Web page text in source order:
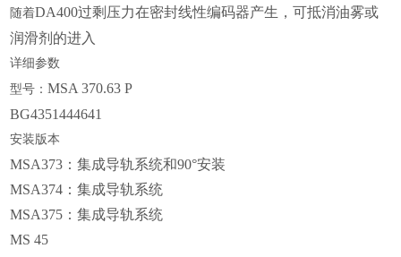
随着DA400过剩压力在密封线性编码器产生，可抵消油雾或
润滑剂的进入
详细参数
型号：MSA 370.63 P
BG4351444641
安装版本
MSA373：集成导轨系统和90°安装
MSA374：集成导轨系统
MSA375：集成导轨系统
MS 45